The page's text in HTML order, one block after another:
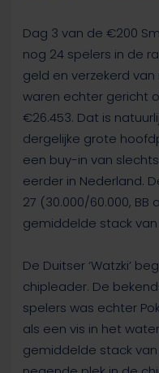
Dag 3 van de €200
nog 24 spelers in de
geld en verzekerd van
waren echter gericht
€26.453. Dat is
dergelijke grote
een buy-in van
eerder in Nederland.
27 (30.000/60.000,
gemiddelde stack van
De Duitser ‘Watzki’
chipleader. De
spelers was echter
als een vis in het
gemiddelde stack van